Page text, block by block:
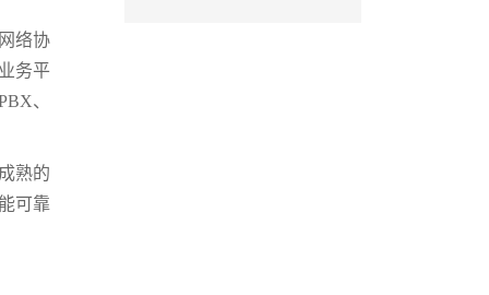
络协
务平
、
熟的
可靠